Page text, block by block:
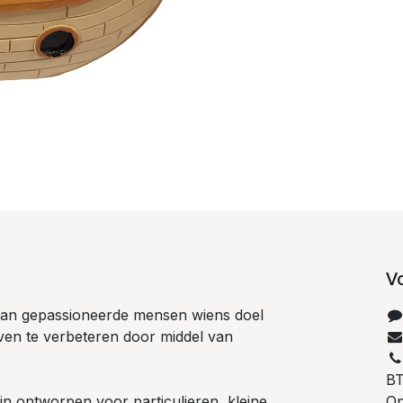
gepassioneerde mensen wiens doel
te verbeteren door middel van